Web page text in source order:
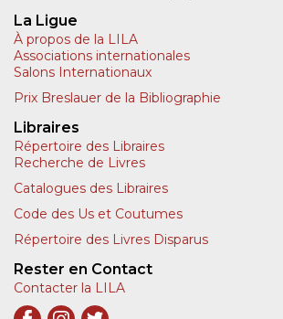
La Ligue
À propos de la LILA
Associations internationales
Salons Internationaux
Prix Breslauer de la Bibliographie
Libraires
Répertoire des Libraires
Recherche de Livres
Catalogues des Libraires
Code des Us et Coutumes
Répertoire des Livres Disparus
Rester en Contact
Contacter la LILA